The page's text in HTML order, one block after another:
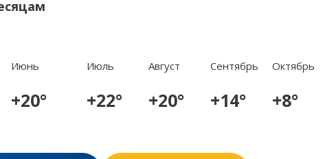
Июнь
+20°
Июль
+22°
Август
+20°
Сентябрь
+14°
Октябрь
+8°